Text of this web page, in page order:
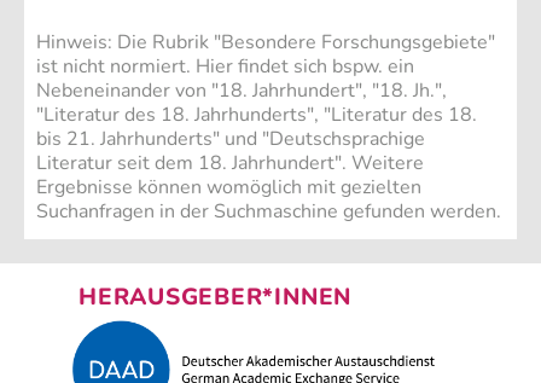
Hinweis: Die Rubrik "Besondere Forschungsgebiete"
ist nicht normiert. Hier findet sich bspw. ein
Nebeneinander von "18. Jahrhundert", "18. Jh.",
"Literatur des 18. Jahrhunderts", "Literatur des 18.
bis 21. Jahrhunderts" und "Deutschsprachige
Literatur seit dem 18. Jahrhundert". Weitere
Ergebnisse können womöglich mit gezielten
Suchanfragen in der Suchmaschine gefunden werden.
HERAUSGEBER*INNEN